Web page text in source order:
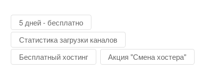
5 дней - бесплатно
Статистика загрузки каналов
Бесплатный хостинг
Акция "Смена хостера"